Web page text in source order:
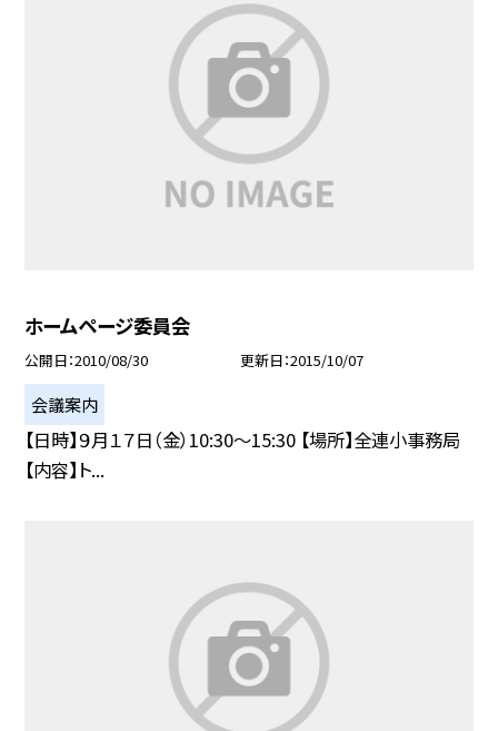
ホームページ委員会
公開日 2010/08/30 更新日 2015/10/07
会議案内
【日時】９月１７日（金）10:30〜15:30 【場所】全連小事務局
【内容】ト...